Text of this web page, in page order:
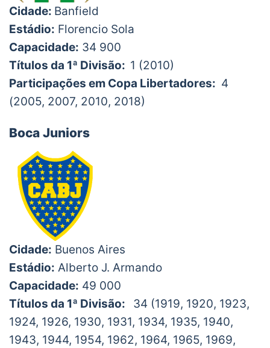
Cidade: Banfield
Estádio: Florencio Sola
Capacidade: 34 900
Títulos da 1ª Divisão: 1 (2010)
Participações em Copa Libertadores: 4
(2005, 2007, 2010, 2018)
Boca Juniors
Cidade: Buenos Aires
Estádio: Alberto J. Armando
Capacidade: 49 000
Títulos da 1ª Divisão:
34 (1919, 1920, 1923,
1924, 1926, 1930, 1931, 1934, 1935, 1940,
1943, 1944, 1954, 1962, 1964, 1965, 1969,